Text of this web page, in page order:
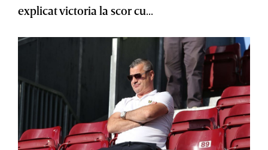
explicat victoria la scor cu...